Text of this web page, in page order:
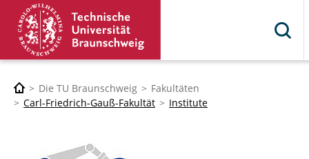
Die TU Braunschweig
Fakultäten
Carl-Friedrich-Gauß-Fakultät
Institute